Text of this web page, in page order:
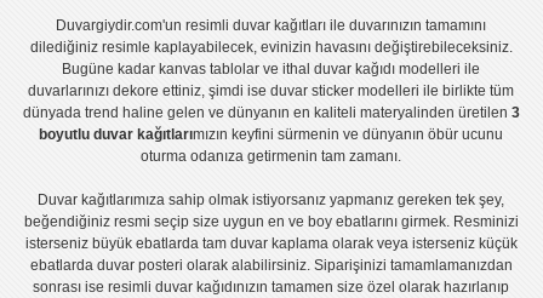
Duvargiydir.com'unresimli duvar kağıtları ile duvarınızın tamamını
dilediğiniz resimle kaplayabilecek, evinizin havasını değiştirebileceksiniz.
Bugüne kadar kanvas tablo lar veithal duvar kağıdı modelleri ile
duvarlarınızı dekore ettiniz, şimdi iseduvar sticker modelleri ile birlikte tüm
dünyada trend haline gelen ve dünyanın en kaliteli materyalinden üretilen 3
boyutlu duvar kağıtlarımızın keyfini sürmenin ve dünyanın öbür ucunu
oturma odanıza getirmenin tam zamanı.
Duvar kağıtlarımıza sahip olmak istiyorsanız yapmanız gereken tek şey,
beğendiğiniz resmi seçip size uygun en ve boy ebatlarını girmek. Resminizi
isterseniz büyük ebatlarda tam duvar kaplamaolarak veya isterseniz küçük
ebatlarda duvar posteri olarak alabilirsiniz. Siparişinizi tamamlamanızdan
sonrası iseresimli duvar kağıdınızın tamamen size özel olarak hazırlanıp